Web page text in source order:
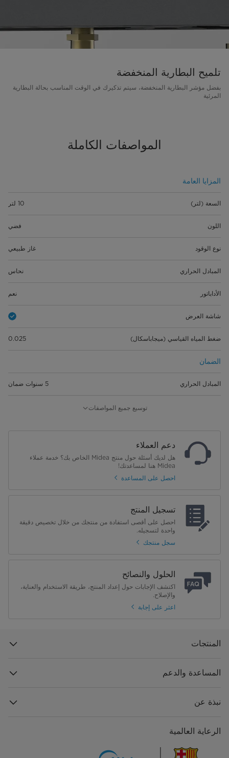
تلميح البطارية المنخفضة
بفضل مؤشر البطارية المنخفضة، سيتم تذكيرك في الوقت المناسب بحالة البطارية
المرئية
المواصفات الكاملة
المزايا العامة
السعة (لتر) 10 لتر
اللون فضي
نوع الوقود غاز طبيعي
المبادل الحراري نحاس
الأداباتور نعم
شاشة العرض
ضغط المياه القياسي (ميجاباسكال) 0.025
الضمان
المبادل الحراري 5 سنوات ضمان
أبعاد المنتج (العرض × العمق × الارتفاع)
أبعاد الصندوق (العرض × العمق ×
الوزن الصافي (كجم)
توسيع جميع المواصفات
دعم العملاء
هل لديك أسئلة حول منتج Midea الخاص بك؟ خدمة عملاء
Midea هنا لمساعدتك!
احصل على المساعدة
تسجيل المنتج
احصل على أقصى استفادة من منتجك من خلال تخصيص دقيقة
واحدة لتسجيله.
سجل منتجك
الحلول والنصائح
اكتشف الإجابات حول إعداد المنتج، طريقة الاستخدام والعناية،
والإصلاح.
اعثر على إجابة
المنتجات
المساعدة والدعم
نبذة عن
الرعاية العالمية